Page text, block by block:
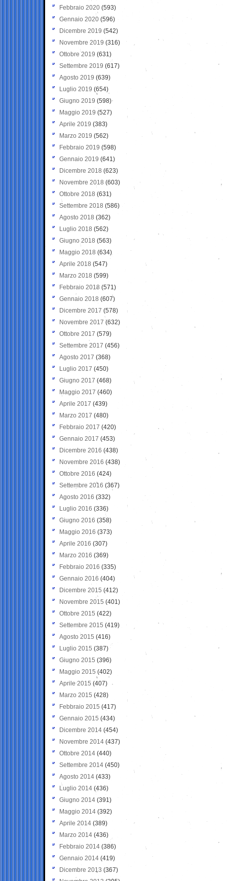
Febbraio 2020 (593)
Gennaio 2020 (596)
Dicembre 2019 (542)
Novembre 2019 (316)
Ottobre 2019 (631)
Settembre 2019 (617)
Agosto 2019 (639)
Luglio 2019 (654)
Giugno 2019 (598)
Maggio 2019 (527)
Aprile 2019 (383)
Marzo 2019 (562)
Febbraio 2019 (598)
Gennaio 2019 (641)
Dicembre 2018 (623)
Novembre 2018 (603)
Ottobre 2018 (631)
Settembre 2018 (586)
Agosto 2018 (362)
Luglio 2018 (562)
Giugno 2018 (563)
Maggio 2018 (634)
Aprile 2018 (547)
Marzo 2018 (599)
Febbraio 2018 (571)
Gennaio 2018 (607)
Dicembre 2017 (578)
Novembre 2017 (632)
Ottobre 2017 (579)
Settembre 2017 (456)
Agosto 2017 (368)
Luglio 2017 (450)
Giugno 2017 (468)
Maggio 2017 (460)
Aprile 2017 (439)
Marzo 2017 (480)
Febbraio 2017 (420)
Gennaio 2017 (453)
Dicembre 2016 (438)
Novembre 2016 (438)
Ottobre 2016 (424)
Settembre 2016 (367)
Agosto 2016 (332)
Luglio 2016 (336)
Giugno 2016 (358)
Maggio 2016 (373)
Aprile 2016 (307)
Marzo 2016 (369)
Febbraio 2016 (335)
Gennaio 2016 (404)
Dicembre 2015 (412)
Novembre 2015 (401)
Ottobre 2015 (422)
Settembre 2015 (419)
Agosto 2015 (416)
Luglio 2015 (387)
Giugno 2015 (396)
Maggio 2015 (402)
Aprile 2015 (407)
Marzo 2015 (428)
Febbraio 2015 (417)
Gennaio 2015 (434)
Dicembre 2014 (454)
Novembre 2014 (437)
Ottobre 2014 (440)
Settembre 2014 (450)
Agosto 2014 (433)
Luglio 2014 (436)
Giugno 2014 (391)
Maggio 2014 (392)
Aprile 2014 (389)
Marzo 2014 (436)
Febbraio 2014 (386)
Gennaio 2014 (419)
Dicembre 2013 (367)